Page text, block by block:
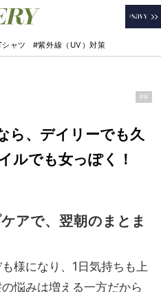
ャツ #紫外線（UV）対策
PR
ら、デイリーでも久
ルでも女っぽく！
アで、翌朝のまとま
様になり、1日気持ちも上
悩みは増える一方だから